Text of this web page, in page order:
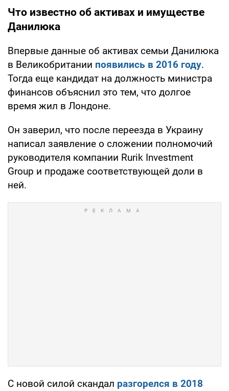
Что известно об активах и имуществе
Данилюка
Впервые данные об активах семьи Данилюка
в Великобритании появились в 2016 году.
Тогда еще кандидат на должность министра
финансов объяснил это тем, что долгое
время жил в Лондоне.
Он заверил, что после переезда в Украину
написал заявление о сложении полномочий
руководителя компании Rurik Investment
Group и продаже соответствующей доли в
ней.
С новой силой скандал разгорелся в 2018